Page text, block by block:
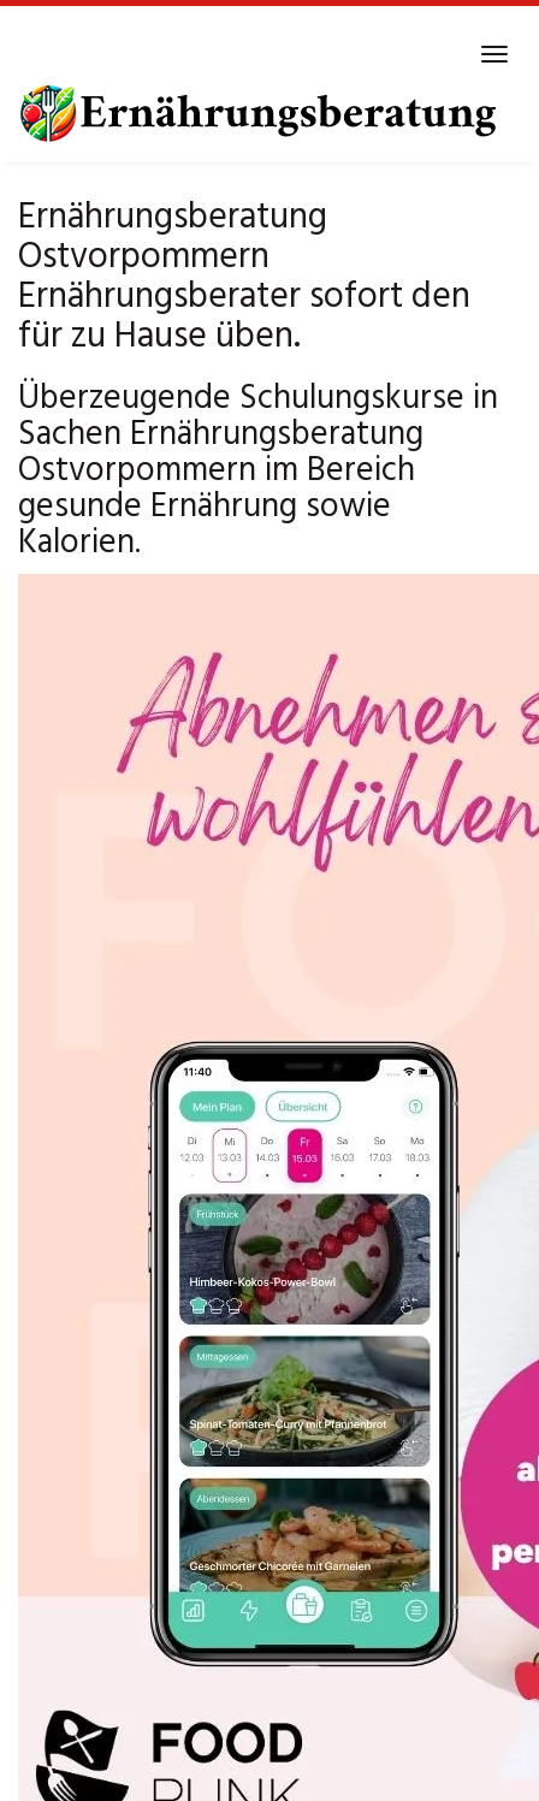
main
content
Ernährungsberatung
Ostvorpommern
Ernährungsberater sofort den
für zu Hause üben.
Überzeugende Schulungskurse in
Sachen Ernährungsberatung
Ostvorpommern im Bereich
gesunde Ernährung sowie
Kalorien.